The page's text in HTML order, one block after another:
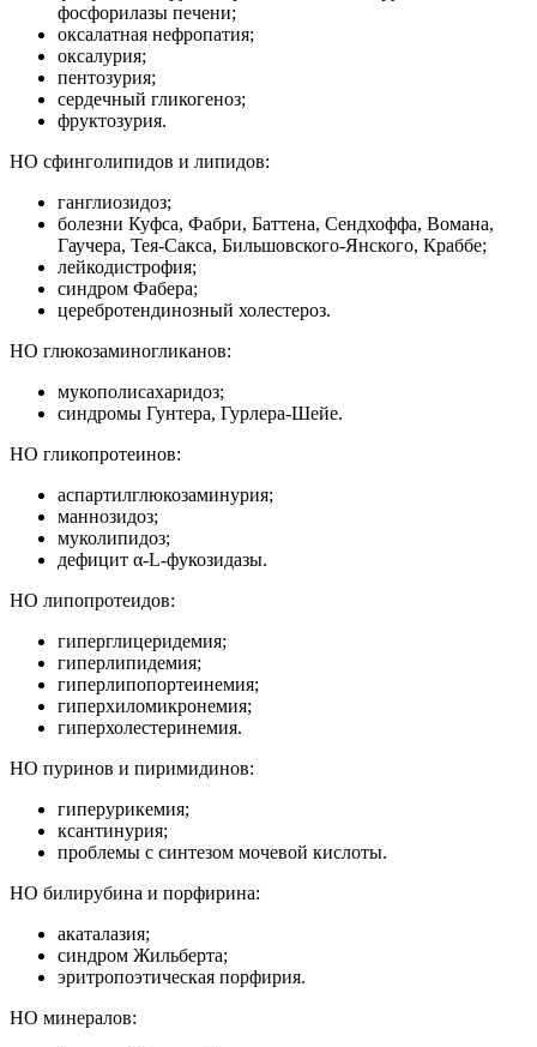
фосфорилазы печени;
оксалатная нефропатия;
оксалурия;
пентозурия;
сердечный гликогеноз;
фруктозурия.
НО сфинголипидов и липидов:
ганглиозидоз;
болезни Куфса, Фабри, Баттена, Сендхоффа, Вомана,
Гаучера, Тея-Сакса, Бильшовского-Янского, Краббе;
лейкодистрофия;
синдром Фабера;
церебротендинозный холестероз.
НО глюкозаминогликанов:
мукополисахаридоз;
синдромы Гунтера, Гурлера-Шейе.
НО гликопротеинов:
аспартилглюкозаминурия;
маннозидоз;
муколипидоз;
дефицит α-L-фукозидазы.
НО липопротеидов:
гиперглицеридемия;
гиперлипидемия;
гиперлипопортеинемия;
гиперхиломикронемия;
гиперхолестеринемия.
НО пуринов и пиримидинов:
гиперурикемия;
ксантинурия;
проблемы с синтезом мочевой кислоты.
НО билирубина и порфирина:
акаталазия;
синдром Жильберта;
эритропоэтическая порфирия.
НО минералов: